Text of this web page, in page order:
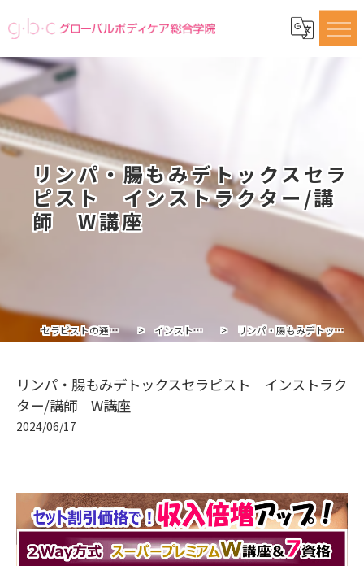
リンパ・腸もみデトックスセラ
ピスト インストラクター/講
師 W講座
セラピストの通信講座ならグローバルボディケア総合学院 インストラクター講座・認定講師一覧 リンパ・腸もみデトックスセラピスト インストラクター/講師 W講座
リンパ・腸もみデトックスセラピスト インストラク
ター/講師 W講座
2024/06/17